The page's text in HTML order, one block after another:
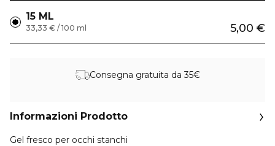
15 ML
5,00 €
33,33 € / 100 ml
Consegna gratuita da 35€
Informazioni Prodotto
Gel fresco per occhi stanchi